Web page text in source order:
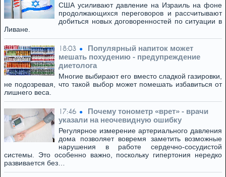
США усиливают давление на Израиль на фоне
продолжающихся переговоров и рассчитывают
добиться новых договоренностей по ситуации в
Ливане.
18:03
Популярный напиток может
мешать похудению - предупреждение
диетолога
Многие выбирают его вместо сладкой газировки,
не подозревая, что такой выбор может помешать избавиться от
лишнего веса.
17:46
Почему тонометр «врет» - врачи
указали на неочевидную ошибку
Регулярное измерение артериального давления
дома позволяет вовремя заметить возможные
нарушения в работе сердечно-сосудистой
системы. Это особенно важно, поскольку гипертония нередко
развивается без…